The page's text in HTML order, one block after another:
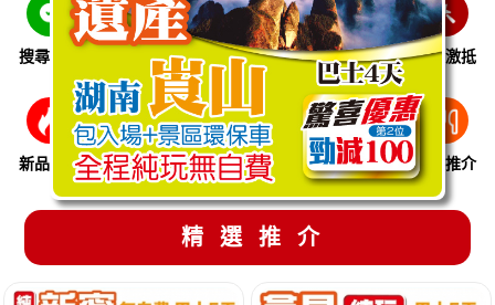
搜尋線路 跨省巴士 即時特惠 休閒娛樂 會員激抵
新品推介 季節限定 溫泉養生 買一送一 美食推介
精選推介